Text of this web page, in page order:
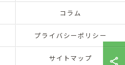
コラム
プライバシーポリシー
サイトマップ